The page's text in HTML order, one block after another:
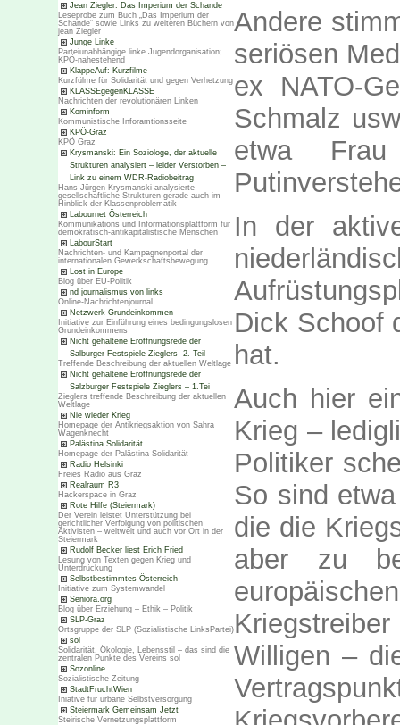
Jean Ziegler: Das Imperium der Schande
Leseprobe zum Buch „Das Imperium der
Schande“ sowie Links zu weiteren Büchern von
jean Ziegler
Junge Linke
Parteiunabhängige linke Jugendorganisation;
KPÖ-nahestehend
KlappeAuf: Kurzfilme
Kurzfülme für Solidarität und gegen Verhetzung
KLASSEgegenKLASSE
Nachrichten der revolutionären Linken
Kominform
Kommunistische Inforamtionsseite
KPÖ-Graz
KPÖ Graz
Krysmanski: Ein Soziologe, der aktuelle
Strukturen analysiert – leider Verstorben –
Link zu einem WDR-Radiobeitrag
Hans Jürgen Krysmanski analysierte
gesellschaftliche Strukturen gerade auch im
Hinblick der Klassenproblematik
Labournet Österreich
Kommunikations und Informationsplattform für
demokratisch-antikapitalistische Menschen
LabourStart
Nachrichten- und Kampagnenportal der
internationalen Gewerkschaftsbewegung
Lost in Europe
Blog über EU-Politik
nd journalismus von links
Online-Nachrichtenjournal
Netzwerk Grundeinkommen
Initiative zur Einführung eines bedingungslosen
Grundeinkommens
Nicht gehaltene Eröffnungsrede der
Salburger Festspiele Zieglers -2. Teil
Treffende Beschreibung der aktuellen Weltlage
Nicht gehaltene Eröffnungsrede der
Salzburger Festspiele Zieglers – 1.Tei
Zieglers treffende Beschreibung der aktuellen
Weltlage
Nie wieder Krieg
Homepage der Antikriegsaktion von Sahra
Wagenknecht
Palästina Solidarität
Homepage der Palästina Solidarität
Radio Helsinki
Freies Radio aus Graz
Realraum R3
Hackerspace in Graz
Rote Hilfe (Steiermark)
Der Verein leistet Unterstützung bei
gerichtlicher Verfolgung von politischen
Aktivisten – weltweit und auch vor Ort in der
Steiermark
Rudolf Becker liest Erich Fried
Lesung von Texten gegen Krieg und
Unterdrückung
Selbstbestimmtes Österreich
Initiative zum Systemwandel
Seniora.org
Blog über Erziehung – Ethik – Politik
SLP-Graz
Ortsgruppe der SLP (Sozialistische LinksPartei)
sol
Solidarität, Ökologie, Lebensstil – das sind die
zentralen Punkte des Vereins sol
Sozonline
Sozialistische Zeitung
StadtFruchtWien
Iniative für urbane Selbstversorgung
Steiermark Gemeinsam Jetzt
Steirische Vernetzungsplattform
Andere
seriösen
ex NATO-
Schmalz
etwa
In der
Dick Schoof
hat.
Auch hier
Krieg –
Politiker
So sind
die die
aber zu
Willigen –